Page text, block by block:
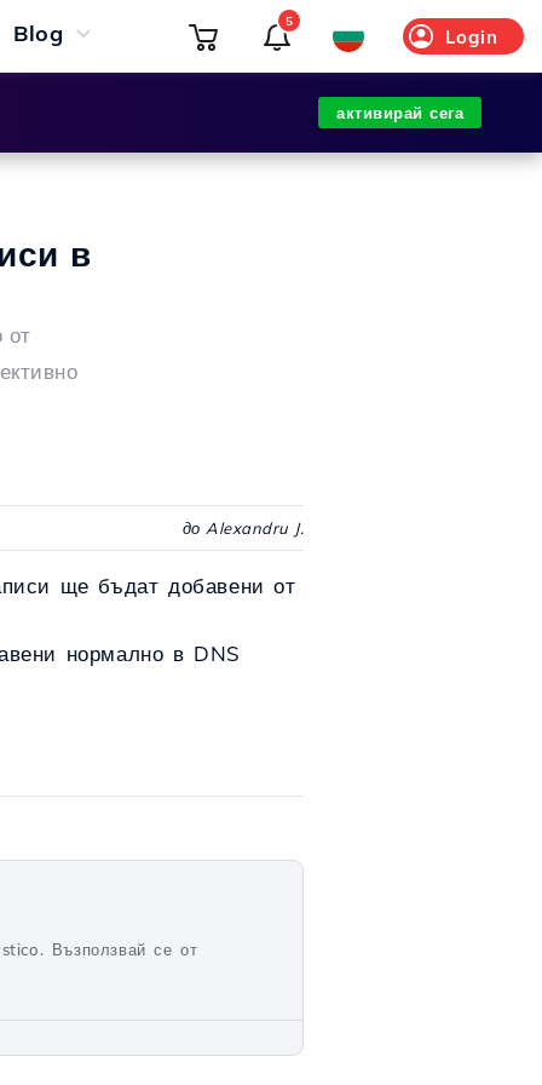
Blog Login
5
активирай сега
в
от
до Alexandru J.
ще бъдат добавени от
нормално в DNS
Възползвай се от